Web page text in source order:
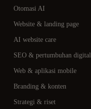
Otomasi AI
Website & landing page
AI website care
SEO & pertumbuhan digital
Web & aplikasi mobile
Branding & konten
Strategi & riset